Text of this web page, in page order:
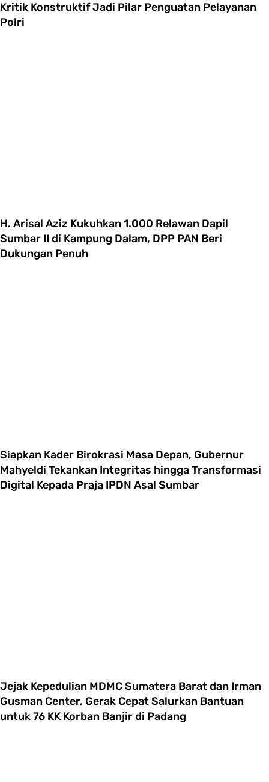
Kritik Konstruktif Jadi Pilar Penguatan Pelayanan
Polri
H. Arisal Aziz Kukuhkan 1.000 Relawan Dapil
Sumbar II di Kampung Dalam, DPP PAN Beri
Dukungan Penuh
Siapkan Kader Birokrasi Masa Depan, Gubernur
Mahyeldi Tekankan Integritas hingga Transformasi
Digital Kepada Praja IPDN Asal Sumbar
Jejak Kepedulian MDMC Sumatera Barat dan Irman
Gusman Center, Gerak Cepat Salurkan Bantuan
untuk 76 KK Korban Banjir di Padang